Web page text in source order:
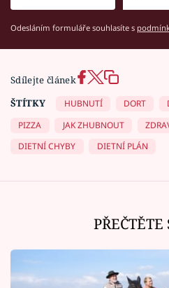
Odesláním formuláře souhlasíte s
Sdílejte článek
ŠTÍTKY
HUBNUTÍ DORT
PIZZA
JAK ZHUBNOUT
DIETNÍ CHYBY
DIETNÍ PLÁN
PŘEČTĚTE